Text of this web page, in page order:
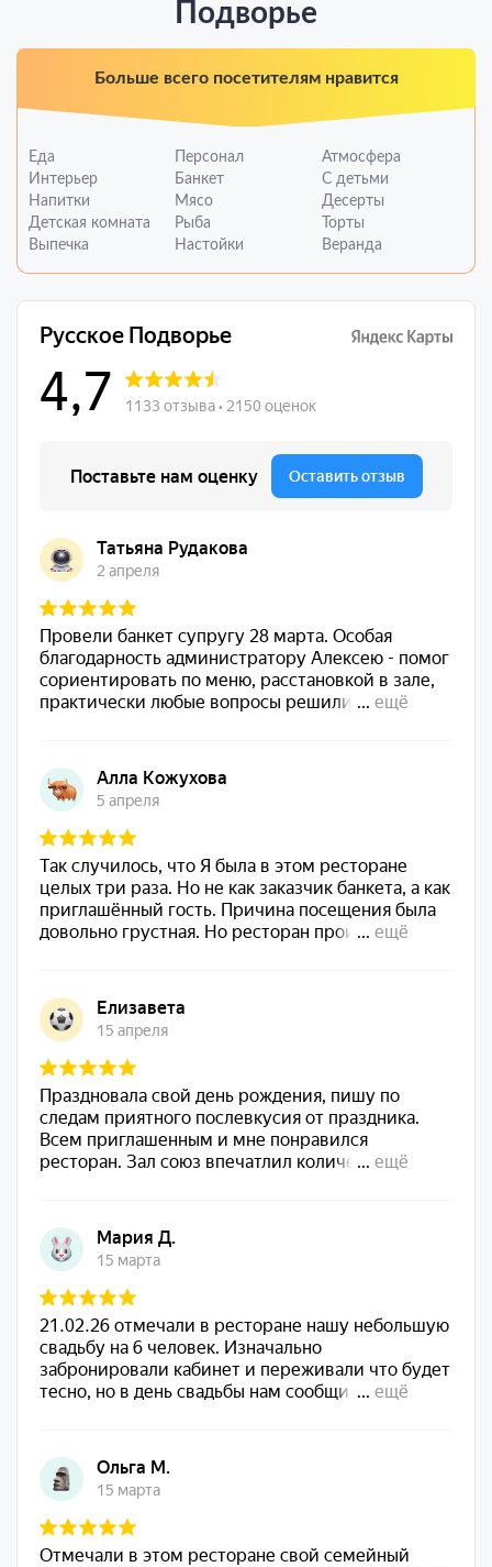
Подворье
Больше всего посетителям нравится
Еда Персонал
Атмосфера
Интерьер
Банкет
С детьми
Напитки
Мясо
Десерты
Детская комната
Рыба
Торты
Выпечка
Настойки Веранда